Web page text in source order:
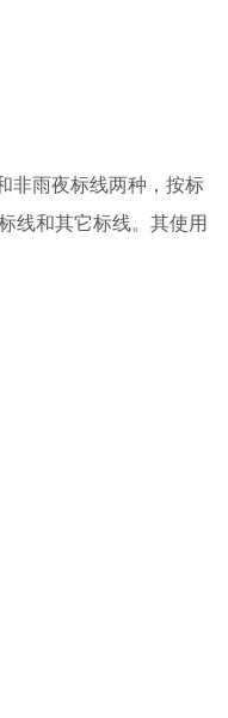
非雨夜标线两种，按标
线和其它标线。其使用